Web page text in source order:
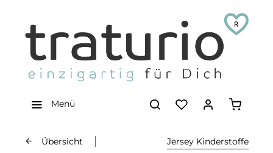
Menü
Übersicht Jersey Kinderstoffe